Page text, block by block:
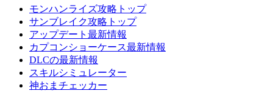
モンハンライズ攻略トップ
サンブレイク攻略トップ
アップデート最新情報
カプコンショーケース最新情報
DLCの最新情報
スキルシミュレーター
神おまチェッカー